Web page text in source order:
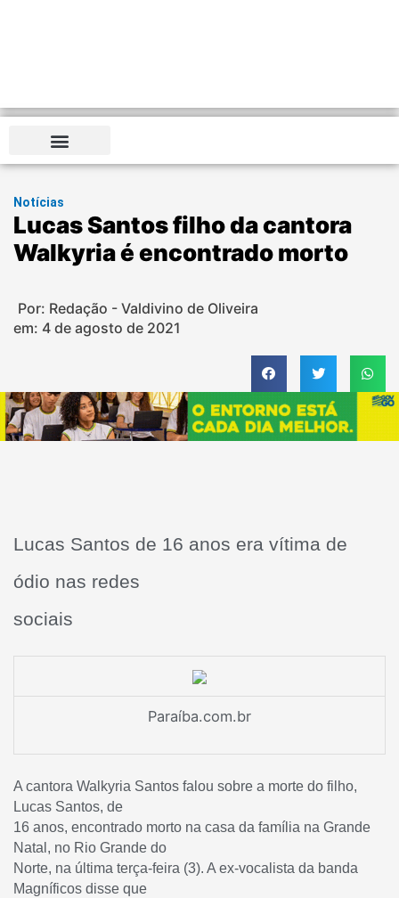
Notícias
Lucas Santos filho da cantora
Walkyria é encontrado morto
Por: Redação - Valdivino de Oliveira
em: 4 de agosto de 2021
Lucas Santos de 16 anos era vítima de
ódio nas redes
sociais
Paraíba.com.br
A cantora Walkyria Santos falou sobre a morte do filho,
Lucas Santos, de
16 anos, encontrado morto na casa da família na Grande
Natal, no Rio Grande do
Norte, na última terça-feira (3). A ex-vocalista da banda
Magníficos disse que